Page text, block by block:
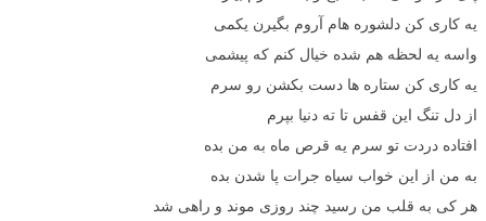
یه کاری کن دلشوره هام آروم بگیرن یکمی
واسه یه لحظه هم شده خیال کنم که پیشمی
یه کاری کن ستاره ها دست بکشن رو سرم
از دل تنگ این قفس تا ته دنیا بپرم
افتاده دردت تو سرم یه قرص ماه به من بده
به من از این خواب سیاه جرات پا شدن بده
هر کی به قلب من رسید چند روزی موند و راهی شد